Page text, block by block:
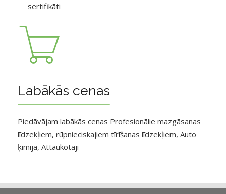
sertifikāti
Labākās cenas
Piedāvājam labākās cenas Profesionālie mazgāsanas
līdzekļiem, rūpnieciskajiem tīrīšanas līdzekļiem, Auto
ķīmija, Attaukotāji